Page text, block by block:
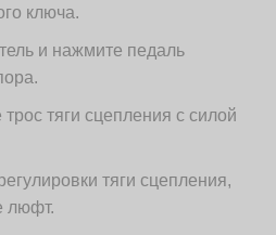
ключа.
и нажмите педаль
трос тяги сцепления с силой
тяги сцепления,
люфт.